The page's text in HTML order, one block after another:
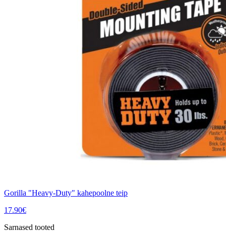
Gorilla "Heavy-Duty" kahepoolne teip
17.90€
Sarnased tooted